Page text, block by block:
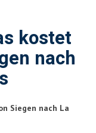
kostet
nach
Siegen nach La